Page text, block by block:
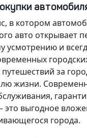
в котором
авто открывает
усмотрению и
за
жизни.
выгодное
города.